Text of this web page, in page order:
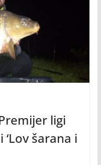
ligi
‘Lov šarana i